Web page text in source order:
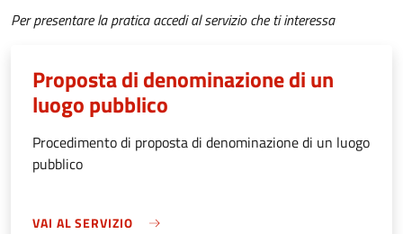
Per presentare la pratica accedi al servizio che ti interessa
Proposta di denominazione di un
luogo pubblico
Procedimento di proposta di denominazione di un luogo
pubblico
VAI AL SERVIZIO